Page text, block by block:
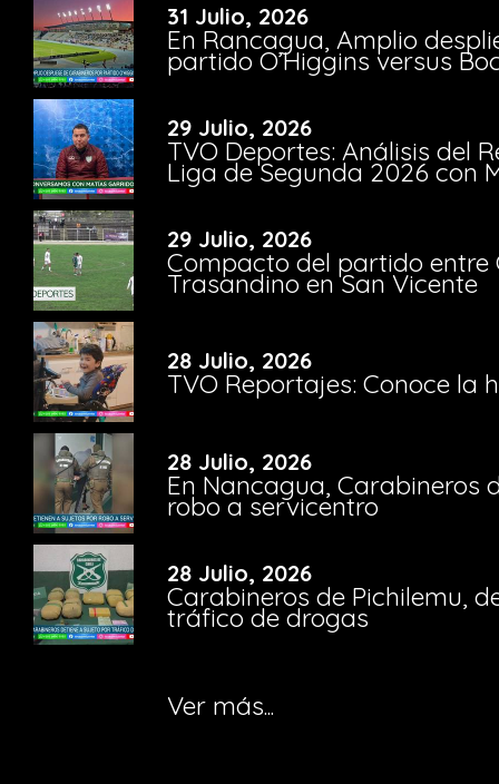
31 Julio, 2026
En Rancagua, Amplio
partido O’Higgins versus
29 Julio, 2026
TVO Deportes: Análisis del
Liga de Segunda 2026 con
29 Julio, 2026
Compacto del partido entre
Trasandino en San Vicente
28 Julio, 2026
TVO Reportajes: Conoce la
28 Julio, 2026
En Nancagua, Carabineros
robo a servicentro
28 Julio, 2026
Carabineros de Pichilemu,
tráfico de drogas
Ver más...